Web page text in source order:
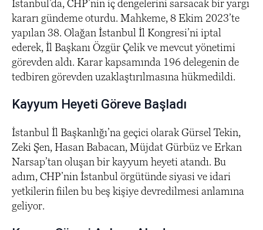
İstanbul’da, CHP’nin iç dengelerini sarsacak bir yargı
kararı gündeme oturdu. Mahkeme, 8 Ekim 2023’te
yapılan 38. Olağan İstanbul İl Kongresi’ni iptal
ederek, İl Başkanı Özgür Çelik ve mevcut yönetimi
görevden aldı. Karar kapsamında 196 delegenin de
tedbiren görevden uzaklaştırılmasına hükmedildi.
Kayyum Heyeti Göreve Başladı
İstanbul İl Başkanlığı’na geçici olarak Gürsel Tekin,
Zeki Şen, Hasan Babacan, Müjdat Gürbüz ve Erkan
Narsap’tan oluşan bir kayyum heyeti atandı. Bu
adım, CHP’nin İstanbul örgütünde siyasi ve idari
yetkilerin fiilen bu beş kişiye devredilmesi anlamına
geliyor.